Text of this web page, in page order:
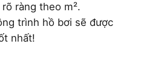
ràng theo m².
trình hồ bơi sẽ được
nhất!